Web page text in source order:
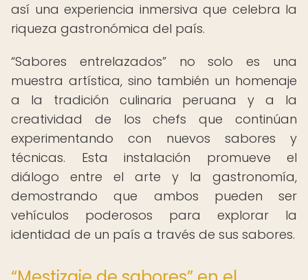
así una experiencia inmersiva que celebra la
riqueza gastronómica del país.
“Sabores entrelazados” no solo es una
muestra artística, sino también un homenaje
a la tradición culinaria peruana y a la
creatividad de los chefs que continúan
experimentando con nuevos sabores y
técnicas. Esta instalación promueve el
diálogo entre el arte y la gastronomía,
demostrando que ambos pueden ser
vehículos poderosos para explorar la
identidad de un país a través de sus sabores.